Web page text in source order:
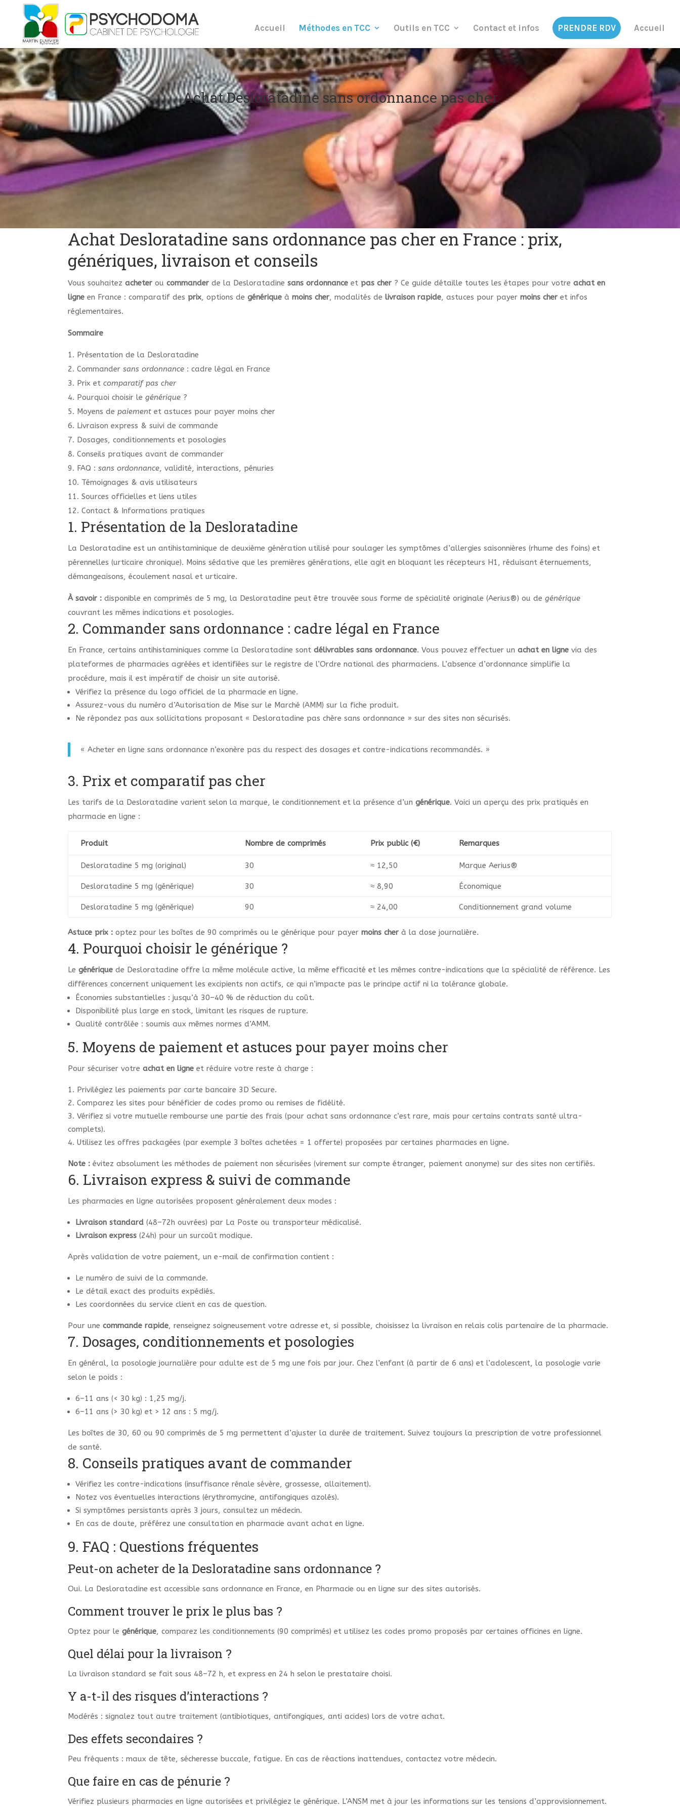
Accueil Méthodes en TCC Outils en TCC Contact et infos PRENDRE RDV Accueil
Achat Desloratadine sans ordonnance pas cher
Achat Desloratadine sans ordonnance pas cher en France : prix,
génériques, livraison et conseils
Vous souhaitezacheter oucommander de la Desloratadinesans ordonnance et pas cher ? Ce guide détaille toutes les étapes pour votreachat en
ligne en France : comparatif des prix, options degénérique àmoins cher, modalités delivraison rapide, astuces pour payermoins cher et infos
réglementaires.
Sommaire
1. Présentation de la Desloratadine
2. Commandersans ordonnance : cadre légal en France
3. Prix etcomparatif pas cher
4. Pourquoi choisir legénérique ?
5. Moyens depaiement et astuces pour payer moins cher
6. Livraison express & suivi de commande
7. Dosages, conditionnements et posologies
8. Conseils pratiques avant de commander
9. FAQ :sans ordonnance, validité, interactions, pénuries
10. Témoignages & avis utilisateurs
11. Sources officielles et liens utiles
12. Contact & Informations pratiques
1. Présentation de la Desloratadine
La Desloratadine est un antihistaminique de deuxième génération utilisé pour soulager les symptômes d’allergies saisonnières (rhume des foins) et
pérennelles (urticaire chronique). Moins sédative que les premières générations, elle agit en bloquant les récepteurs H1, réduisant éternuements,
démangeaisons, écoulement nasal et urticaire.
À savoir : disponible en comprimés de 5 mg, la Desloratadine peut être trouvée sous forme de spécialité originale (Aerius®) ou degénérique
couvrant les mêmes indications et posologies.
2. Commander sans ordonnance : cadre légal en France
En France, certains antihistaminiques comme la Desloratadine sontdélivrables sans ordonnance. Vous pouvez effectuer unachat en ligne via des
plateformes de pharmacies agréées et identifiées sur le registre de l’Ordre national des pharmaciens. L’absence d’ordonnance simplifie la
procédure, mais il est impératif de choisir un site autorisé.
Vérifiez la présence du logo officiel de la pharmacie en ligne.
Assurez-vous du numéro d’Autorisation de Mise sur le Marché (AMM) sur la fiche produit.
Ne répondez pas aux sollicitations proposant « Desloratadine pas chère sans ordonnance » sur des sites non sécurisés.
« Acheter en ligne sans ordonnance n’exonère pas du respect des dosages et contre-indications recommandés. »
3. Prix et comparatif pas cher
Les tarifs de la Desloratadine varient selon la marque, le conditionnement et la présence d’ungénérique. Voici un aperçu des prix pratiqués en
pharmacie en ligne :
Produit Nombre de comprimés Prix public (€) Remarques
Desloratadine 5 mg (original) 30 ≈ 12,50 Marque Aerius®
Desloratadine 5 mg (générique) 30 ≈ 8,90 Économique
Desloratadine 5 mg (générique) 90 ≈ 24,00 Conditionnement grand volume
Astuce prix : optez pour les boîtes de 90 comprimés ou le générique pour payermoins cher à la dose journalière.
4. Pourquoi choisir le générique ?
Legénérique de Desloratadine offre la même molécule active, la même efficacité et les mêmes contre-indications que la spécialité de référence. Les
différences concernent uniquement les excipients non actifs, ce qui n’impacte pas le principe actif ni la tolérance globale.
Économies substantielles : jusqu’à 30–40 % de réduction du coût.
Disponibilité plus large en stock, limitant les risques de rupture.
Qualité contrôlée : soumis aux mêmes normes d’AMM.
5. Moyens de paiement et astuces pour payer moins cher
Pour sécuriser votreachat en ligne et réduire votre reste à charge :
Privilégiez les paiements par carte bancaire 3D Secure.
Comparez les sites pour bénéficier de codes promo ou remises de fidélité.
Vérifiez si votre mutuelle rembourse une partie des frais (pour achat sans ordonnance c’est rare, mais pour certains contrats santé ultra-
complets).
Utilisez les offres packagées (par exemple 3 boîtes achetées = 1 offerte) proposées par certaines pharmacies en ligne.
Note : évitez absolument les méthodes de paiement non sécurisées (virement sur compte étranger, paiement anonyme) sur des sites non certifiés.
6. Livraison express & suivi de commande
Les pharmacies en ligne autorisées proposent généralement deux modes :
Livraison standard (48–72h ouvrées) par La Poste ou transporteur médicalisé.
Livraison express (24h) pour un surcoût modique.
Après validation de votre paiement, un e-mail de confirmation contient :
Le numéro de suivi de la commande.
Le détail exact des produits expédiés.
Les coordonnées du service client en cas de question.
Pour unecommande rapide, renseignez soigneusement votre adresse et, si possible, choisissez la livraison en relais colis partenaire de la pharmacie.
7. Dosages, conditionnements et posologies
En général, la posologie journalière pour adulte est de 5 mg une fois par jour. Chez l’enfant (à partir de 6 ans) et l’adolescent, la posologie varie
selon le poids :
6–11 ans (< 30 kg) : 1,25 mg/j.
6–11 ans (> 30 kg) et > 12 ans : 5 mg/j.
Les boîtes de 30, 60 ou 90 comprimés de 5 mg permettent d’ajuster la durée de traitement. Suivez toujours la prescription de votre professionnel
de santé.
8. Conseils pratiques avant de commander
Vérifiez les contre-indications (insuffisance rénale sévère, grossesse, allaitement).
Notez vos éventuelles interactions (érythromycine, antifongiques azolés).
Si symptômes persistants après 3 jours, consultez un médecin.
En cas de doute, préférez une consultation en pharmacie avant achat en ligne.
9. FAQ : Questions fréquentes
Peut-on acheter de la Desloratadine sans ordonnance ?
Oui. La Desloratadine est accessible sans ordonnance en France, en Pharmacie ou en ligne sur des sites autorisés.
Comment trouver le prix le plus bas ?
Optez pour legénérique, comparez les conditionnements (90 comprimés) et utilisez les codes promo proposés par certaines officines en ligne.
Quel délai pour la livraison ?
La livraison standard se fait sous 48–72 h, et express en 24 h selon le prestataire choisi.
Y a-t-il des risques d’interactions ?
Modérés : signalez tout autre traitement (antibiotiques, antifongiques, anti acides) lors de votre achat.
Des effets secondaires ?
Peu fréquents : maux de tête, sécheresse buccale, fatigue. En cas de réactions inattendues, contactez votre médecin.
Que faire en cas de pénurie ?
Vérifiez plusieurs pharmacies en ligne autorisées et privilégiez le générique. L’ANSM met à jour les informations sur les tensions d’approvisionnement.